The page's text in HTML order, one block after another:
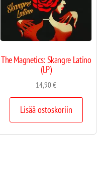
The Magnetics: Skangre Latino
(LP)
14,90€
Lisää ostoskoriin